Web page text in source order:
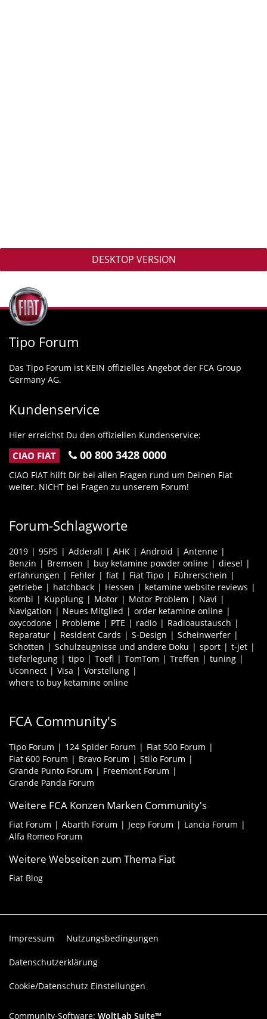
DESKTOP VERSION
Tipo Forum
Das Tipo Forum ist KEIN offizielles Angebot der FCA Group
Germany AG.
Kundenservice
Hier erreichst Du den offiziellen Kundenservice:
CIAO FIAT 00 800 3428 0000
CIAO FIAT hilft Dir bei allen Fragen rund um Deinen Fiat
weiter. NICHT bei Fragen zu unserem Forum!
Forum-Schlagworte
2019 95PS Adderall AHK Android
Antenne
Benzin
Bremsen buy ketamine powder online
diesel
erfahrungen
Fehler fiat Fiat Tipo
Führerschein
getriebe
hatchback Hessen
ketamine website reviews
kombi
Kupplung Motor Motor Problem
Navi
Navigation
Neues Mitglied
order ketamine online
oxycodone
Probleme PTE radio
Radioaustausch
Reparatur
Resident Cards S-Design
Scheinwerfer
Schotten
Schulzeugnisse und andere Doku sport
t-jet
tieferlegung
tipo Toefl TomTom Treffen
tuning
Uconnect
Visa
Vorstellung
where to buy ketamine online
FCA Community's
Tipo Forum 124 Spider Forum
Fiat 500 Forum
Fiat 600 Forum
Bravo Forum
Stilo Forum
Grande Punto Forum
Freemont Forum
Grande Panda Forum
Weitere FCA Konzen Marken Community's
Fiat Forum Abarth Forum Jeep Forum
Lancia Forum
Alfa Romeo Forum
Weitere Webseiten zum Thema Fiat
Fiat Blog
Impressum Nutzungsbedingungen
Datenschutzerklärung
Cookie/Datenschutz Einstellungen
Community-Software: WoltLab Suite™